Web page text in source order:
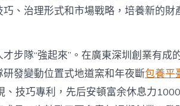
、治理形式和市場戰略，培養新的財
步隊“強起來”。在廣東深圳創業有成
發變動位置式地道窯和年夜斷包養平
技巧專利，先后安頓富余休息力